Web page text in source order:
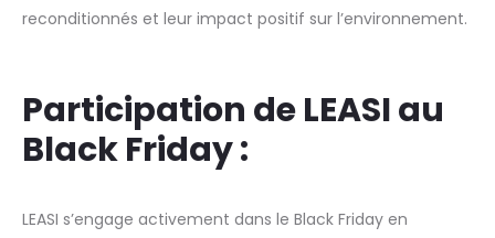
reconditionnés et leur impact positif sur l’environnement.
Participation de LEASI au
Black Friday :
LEASI s’engage activement dans le Black Friday en